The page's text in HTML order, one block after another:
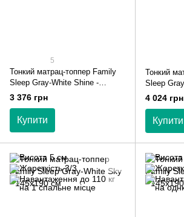
5
Тонкий матрац-топпер Family
Sleep Gray-White Shine -
145х190 см
3 376 грн
Купити
Тонкий
Sleep
145х190 см
4 024 грн
Купити